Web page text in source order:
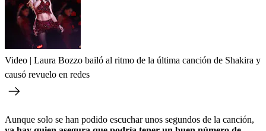
Video | Laura Bozzo bailó al ritmo de la última canción de Shakira y
causó revuelo en redes
Aunque solo se han podido escuchar unos segundos de la canción,